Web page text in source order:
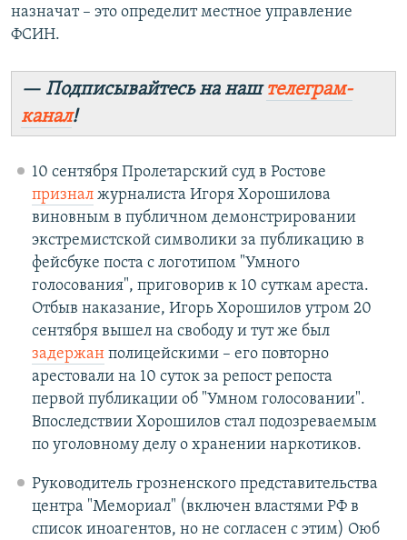
назначат – это определит местное управление
ФСИН.
— Подписывайтесь на наштелеграм-
канал!
10 сентября Пролетарский суд в Ростове
призналжурналиста Игоря Хорошилова
виновным в публичном демонстрировании
экстремистской символики за публикацию в
фейсбуке поста с логотипом "Умного
голосования", приговорив к 10 суткам ареста.
Отбыв наказание, Игорь Хорошилов утром 20
сентября вышел на свободу и тут же был
задержанполицейскими – его повторно
арестовали на 10 суток за репост репоста
первой публикации об "Умном голосовании".
Впоследствии Хорошилов стал подозреваемым
по уголовному делу о хранении наркотиков.
Руководитель грозненского представительства
центра "Мемориал" (включен властями РФ в
список иноагентов, но не согласен с этим) Оюб